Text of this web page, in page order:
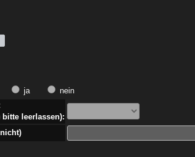
ja
nein
leerlassen):